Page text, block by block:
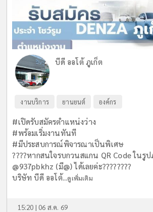
บีดี ออโต้ ภูเก็ต
งานบริการ ยานยนต์ องค์กร
#เปิดรับสมัครตำแหน่งว่าง
#พร้อมเริ่มงานทันที
#มีประสบการณ์พิจารณาเป็นพิเศษ
????หากสนใจรบกวนสแกน QR Code ในรู
@937pbkhz (มี@) ได้เลยค่ะ????????
บริษัท บีดี ออโต้...ดูเพิ่มเติม
15:20 | 06 ส.ค. 69